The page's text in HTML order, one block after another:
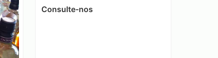
Consulte-nos